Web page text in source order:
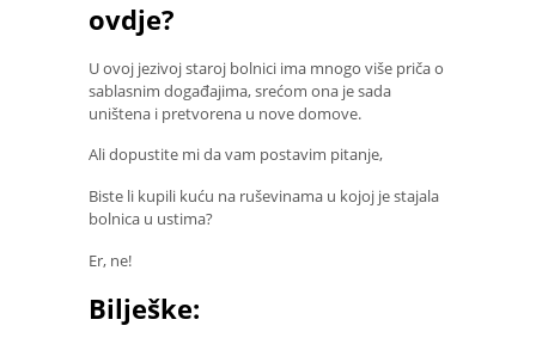
ovdje?
U ovoj jezivoj staroj bolnici ima mnogo više priča o
sablasnim događajima, srećom ona je sada
uništena i pretvorena u nove domove.
Ali dopustite mi da vam postavim pitanje,
Biste li kupili kuću na ruševinama u kojoj je stajala
bolnica u ustima?
Er, ne!
Bilješke: